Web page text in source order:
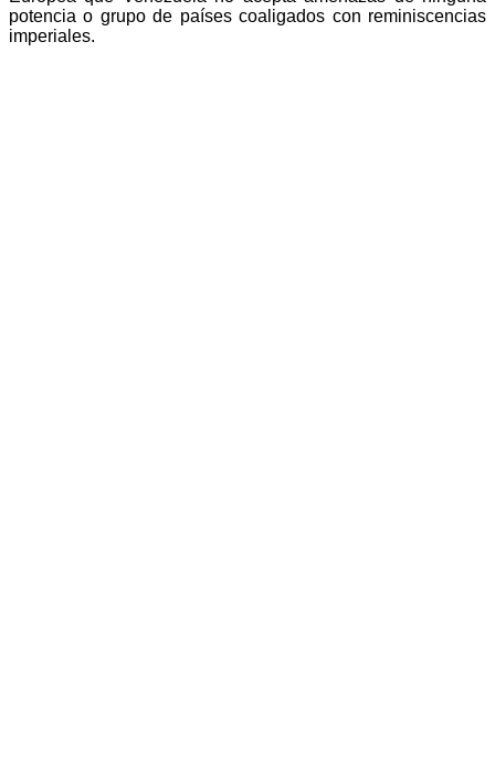
potencia o grupo de países coaligados con reminiscencias
imperiales.